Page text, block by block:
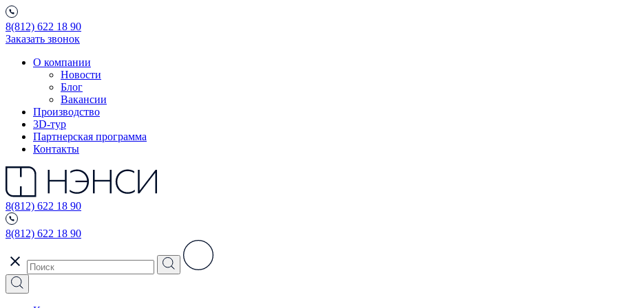
8(812) 622 18 90
Заказать звонок
О компании
Новости
Блог
Вакансии
Производство
3D-тур
Партнерская программа
Контакты
8(812) 622 18 90
8(812) 622 18 90